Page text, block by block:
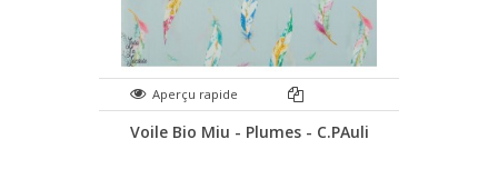
Aperçu rapide
Voile Bio Miu - Plumes - C.PAuli